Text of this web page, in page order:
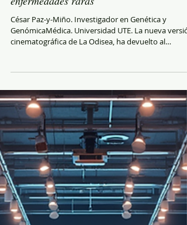
La odisea del diagnóstico en las llamadas
enfermedades raras
presente una historia antigua: la del ser humano
intenta regresar a casa después de la destrucción y
guerra. Troya cae, los vencedores parten, pero la
tragedia no termina cuando cesan las armas.
Continúa en los cuerpos heridos, en las familias
en quienes quedan sin patria y en quienes deben
atravesar un mundo hostil para rec